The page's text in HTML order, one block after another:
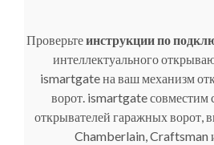
Проверьтеинструкции по
интеллектуального
ismartgate на ваш механизм
ворот. ismartgate совместим
открывателей гаражных ворот,
Chamberlain, Craftsman